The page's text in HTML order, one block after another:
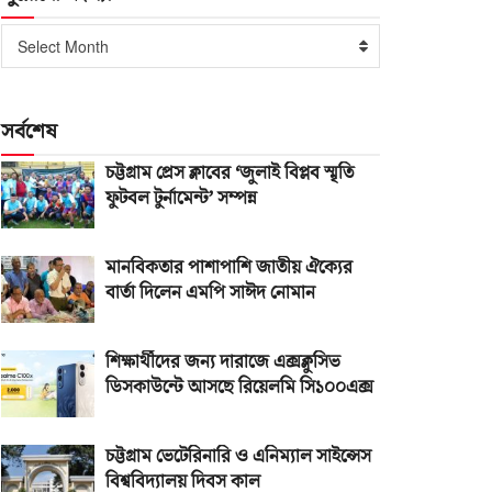
পুরোনো
সংখ্যা
Select Month
সর্বশেষ
চট্টগ্রাম প্রেস ক্লাবের ‘জুলাই বিপ্লব স্মৃতি
ফুটবল টুর্নামেন্ট’ সম্পন্ন
মানবিকতার পাশাপাশি জাতীয় ঐক্যের
বার্তা দিলেন এমপি সাঈদ নোমান
শিক্ষার্থীদের জন্য দারাজে এক্সক্লুসিভ
ডিসকাউন্টে আসছে রিয়েলমি সি১০০এক্স
চট্টগ্রাম ভেটেরিনারি ও এনিম্যাল সাইন্সেস
বিশ্ববিদ্যালয় দিবস কাল